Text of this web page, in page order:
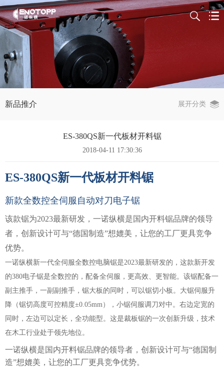
新品推介 展开分类
ES-380QS新一代板材开料锯
2018-04-11 17:30:36
ES-380QS新一代板材开料锯
新款全数控全伺服自动对刀电子锯
该款锯为2023最新研发，一诺纵横是国内开料锯品牌的领导
者， 创新设计可与“德国制造”想媲美， 让您的工厂更具竞争
优势。
一诺纵横新一代全伺服全数控电脑锯是2023最新研发的，这款新开发
的380电子锯是全数控的，配备全伺服，更高效、更智能。该锯配备一
副主推手，一副副推手，锯大板的同时，可以锯切小板。大锯伺服升
降（锯切高度可控精度±0.05mm），小锯伺服调刀对中。右边定宽的
同时，左边可以定长，全功能型。这是裁板锯的一次创新升级，技术
在木工行业处于领先地位。
一诺纵横是国内开料锯品牌的领导者，创新设计可与“德国制
造”想媲美，让您的工厂更具竞争优势。